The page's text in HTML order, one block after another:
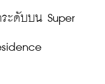
ะดับบน Super